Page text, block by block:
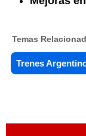
Temas
Trenes